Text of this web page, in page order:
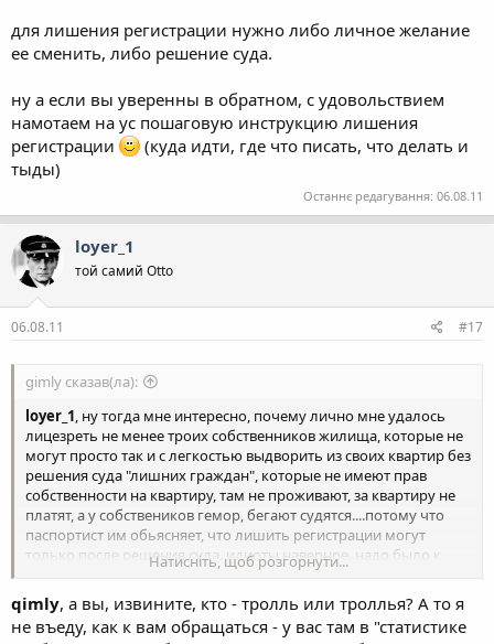
для лишения регистрации нужно либо личное желание
ее сменить, либо решение суда.
ну а если вы уверенны в обратном, с удовольствием
намотаем на ус пошаговую инструкцию лишения
регистрации
(куда идти, где что писать, что делать и
тыды)
Останнє редагування: 06.08.11
loyer_1
той самий Otto
06.08.11 #17
gimly сказав(ла):
loyer_1, ну тогда мне интересно, почему лично мне удалось
лицезреть не менее троих собственников жилища, которые не
могут просто так и с легкостью выдворить из своих квартир без
решения суда "лишних граждан", которые не имеют прав
собственности на квартиру, там не проживают, за квартиру не
платят, а у собствеников гемор, бегают судятся....потому что
паспортист им обьясняет, что лишить регистрации могут
только после решения суда. идиоты наверное, надо было к
, обратиться.
я не спорю, что там написано в законе, я говорю вам о том, что
это бла-бла не работает. и доказать паспортистам, жэку и т.д.
нереально. вы видимо знаете только теорию, а на практике с
Натисніть, щоб розгорнути...
qimly, а вы, извините, кто - тролль или троллья? А то я
не въеду, как к вам обращаться - у вас там в "статистике